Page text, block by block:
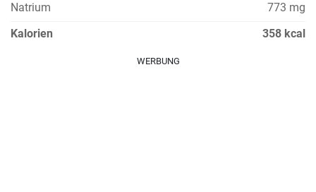
Natrium
773 mg
Kalorien
358 kcal
WERBUNG